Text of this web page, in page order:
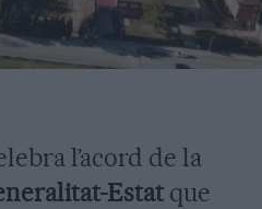
l’acord de la
Estatque